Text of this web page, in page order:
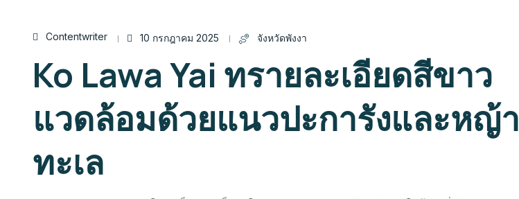
Contentwriter 10 กรกฎาคม 2025 จังหวัดพังงา
Ko Lawa Yai ทรายละเอียดสีขาว
แวดล้อมด้วยแนวปะการังและหญ้า
ทะเล